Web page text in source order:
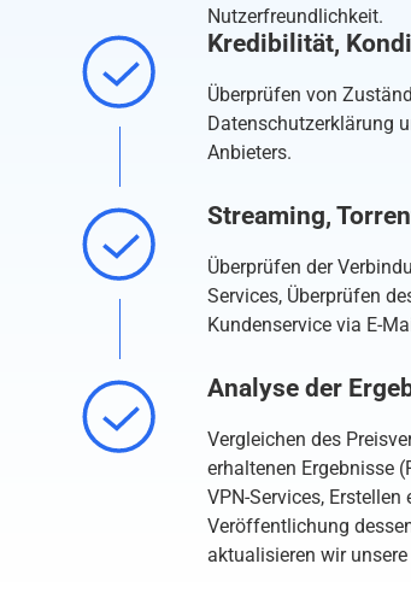
Nutzerfreundlichkeit.
Kredibilität,
Überprüfen von
Datenschutzerklärung
Anbieters.
Streaming,
Überprüfen der
Services, Überprüfen
Kundenservice via E-
Analyse der
Vergleichen des
erhaltenen Ergebnisse
VPN-Services,
Veröffentlichung
aktualisieren wir